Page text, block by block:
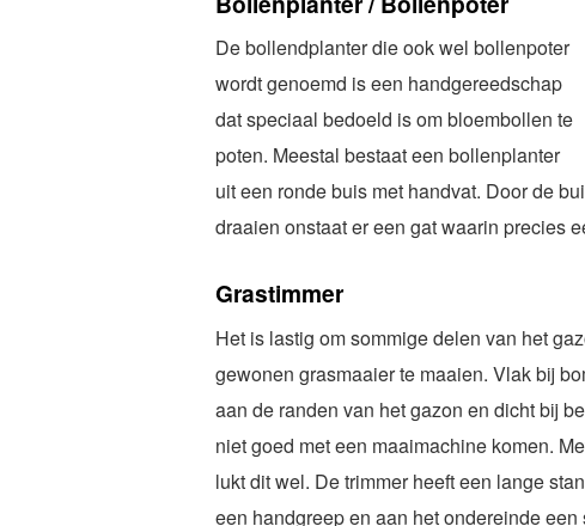
De bollendplanter die ook wel bollenpoter
wordt genoemd is een handgereedschap
dat speciaal bedoeld is om bloembollen te
poten. Meestal bestaat een bollenplanter
uit een ronde buis met handvat. Door de
draaien onstaat er een gat waarin precies
Grastimmer
Het is lastig om sommige delen van het
gewonen grasmaaier te maaien. Vlak bij
aan de randen van het gazon en dicht bij
niet goed met een maaimachine komen.
lukt dit wel. De trimmer heeft een lange
een handgreep en aan het ondereinde een